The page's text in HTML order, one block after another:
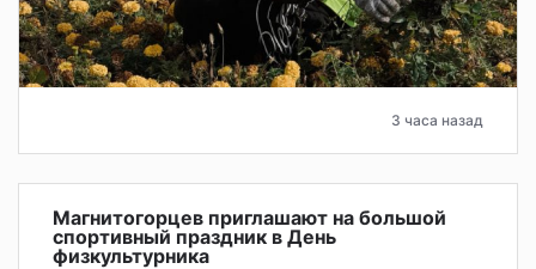
3 часа назад
Магнитогорцев приглашают на большой
спортивный праздник в День
физкультурника